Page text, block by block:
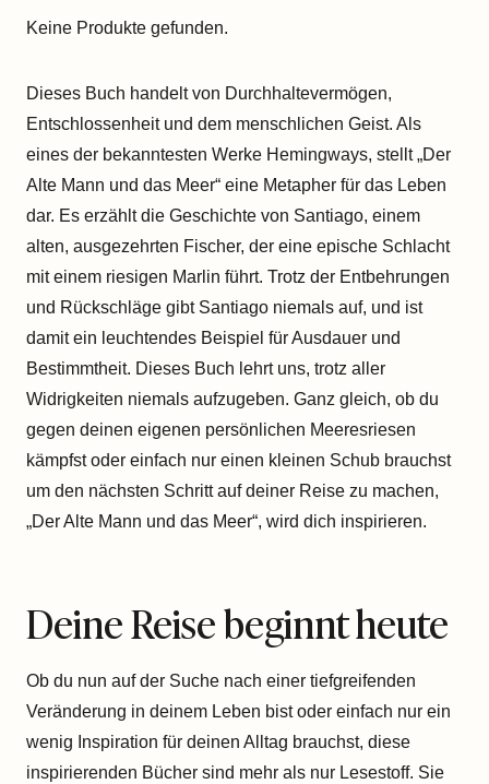
Keine Produkte gefunden.
Dieses Buch handelt von Durchhaltevermögen,
Entschlossenheit und dem menschlichen Geist. Als
eines der bekanntesten Werke Hemingways, stellt „Der
Alte Mann und das Meer“ eine Metapher für das Leben
dar. Es erzählt die Geschichte von Santiago, einem
alten, ausgezehrten Fischer, der eine epische Schlacht
mit einem riesigen Marlin führt. Trotz der Entbehrungen
und Rückschläge gibt Santiago niemals auf, und ist
damit ein leuchtendes Beispiel für Ausdauer und
Bestimmtheit. Dieses Buch lehrt uns, trotz aller
Widrigkeiten niemals aufzugeben. Ganz gleich, ob du
gegen deinen eigenen persönlichen Meeresriesen
kämpfst oder einfach nur einen kleinen Schub brauchst
um den nächsten Schritt auf deiner Reise zu machen,
„Der Alte Mann und das Meer“, wird dich inspirieren.
Deine Reise beginnt heute
Ob du nun auf der Suche nach einer tiefgreifenden
Veränderung in deinem Leben bist oder einfach nur ein
wenig Inspiration für deinen Alltag brauchst, diese
inspirierenden Bücher sind mehr als nur Lesestoff. Sie